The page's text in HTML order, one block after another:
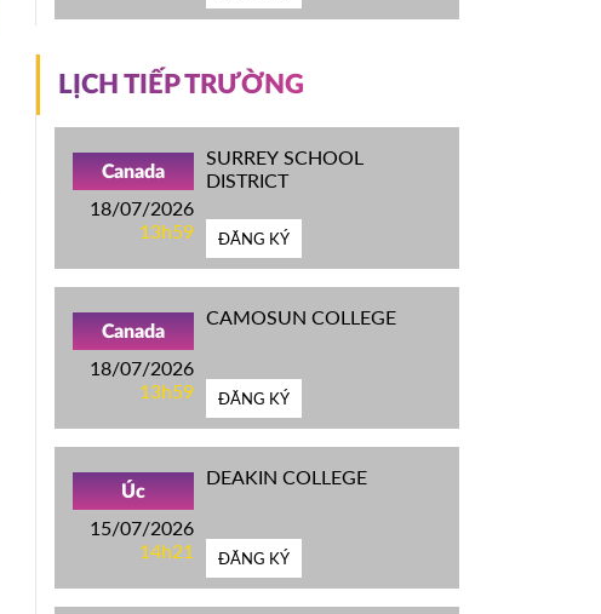
LỊCH TIẾP TRƯỜNG
Canada
18/07/2026
13h59
SURREY SCHOOL
DISTRICT
ĐĂNG KÝ
Canada
18/07/2026
13h59
CAMOSUN COLLEGE
ĐĂNG KÝ
Úc
15/07/2026
14h21
DEAKIN COLLEGE
ĐĂNG KÝ